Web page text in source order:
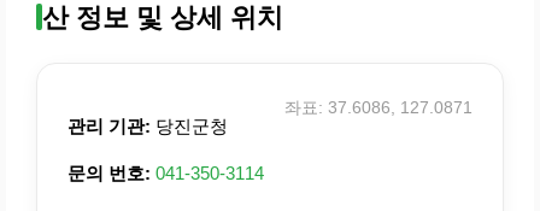
산 정보 및 상세 위치
관리 기관: 당진군청
문의 번호: 041-350-3114
좌표: 37.6086, 127.0871